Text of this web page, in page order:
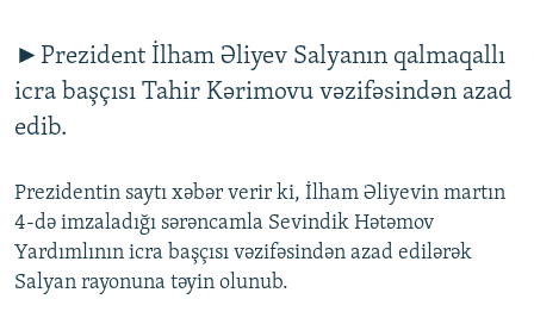
XƏBƏR BÜLLETENLƏRIMIZ
►Prezident İlham Əliyev Salyanın qalmaqallı
icra başçısı Tahir Kərimovu vəzifəsindən azad
edib.
Prezidentin saytı xəbər verir ki, İlham Əliyevin martın
4-də imzaladığı sərəncamla Sevindik Hətəmov
Yardımlının icra başçısı vəzifəsindən azad edilərək
Salyan rayonuna təyin olunub.